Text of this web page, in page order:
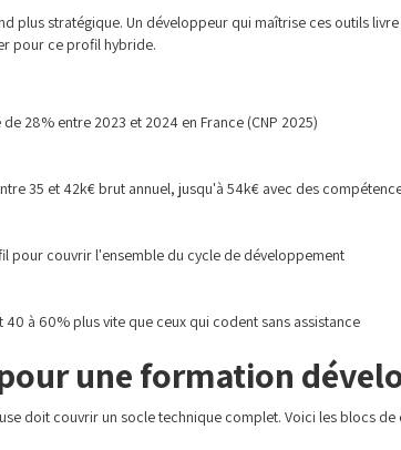
plus stratégique. Un développeur qui maîtrise ces outils
pour ce profil hybride.
28% entre 2023 et 2024 en France (CNP 2025)
35 et 42k€ brut annuel, jusqu'à 54k€ avec des
pour couvrir l'ensemble du cycle de développement
à 60% plus vite que ceux qui codent sans assistance
une formation
doit couvrir un socle technique complet. Voici les blocs